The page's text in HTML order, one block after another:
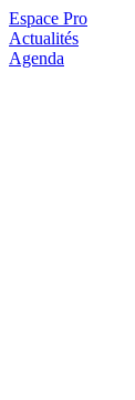
Espace Pro
Actualités
Agenda